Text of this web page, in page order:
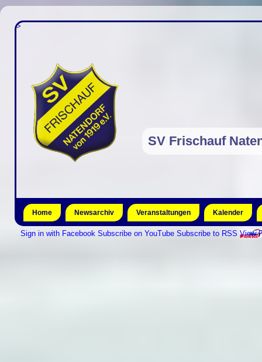
>
SV Frischauf
Home Newsarchiv Veranstaltungen Kalender
Sign in with Facebook Subscribe on YouTube Subscribe to RSS View